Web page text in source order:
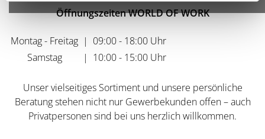
Öffnungszeiten WORLD OF WORK
Montag - Freitag | 09:00 - 18:00 Uhr
Samstag
| 10:00 - 15:00 Uhr
Unser vielseitiges Sortiment und unsere persönliche
Beratung stehen nicht nur Gewerbekunden offen – auch
Privatpersonen sind bei uns herzlich willkommen.